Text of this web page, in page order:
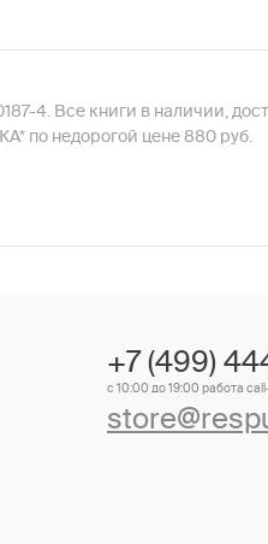
4. Все книги в наличии,
по недорогой цене 880 руб.
+7 (499)
с 10:00 до 19:00 работа